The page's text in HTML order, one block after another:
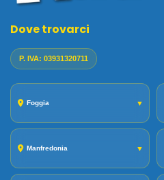
Dove trovarci
P. IVA: 03931320711
Foggia ▼
Manfredonia ▼